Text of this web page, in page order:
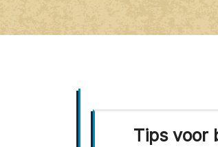
Tips voor